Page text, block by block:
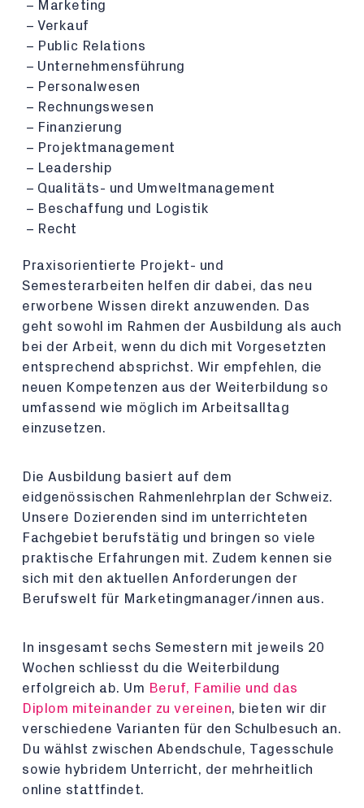
Marketing
Verkauf
Public Relations
Unternehmensführung
Personalwesen
Rechnungswesen
Finanzierung
Projektmanagement
Leadership
Qualitäts- und Umweltmanagement
Beschaffung und Logistik
Recht
Praxisorientierte Projekt- und
Semesterarbeiten helfen dir dabei, das neu
erworbene Wissen direkt anzuwenden. Das
geht sowohl im Rahmen der Ausbildung als auch
bei der Arbeit, wenn du dich mit Vorgesetzten
entsprechend absprichst. Wir empfehlen, die
neuen Kompetenzen aus der Weiterbildung so
umfassend wie möglich im Arbeitsalltag
einzusetzen.
Die Ausbildung basiert auf dem
eidgenössischen Rahmenlehrplan der Schweiz.
Unsere Dozierenden sind im unterrichteten
Fachgebiet berufstätig und bringen so viele
praktische Erfahrungen mit. Zudem kennen sie
sich mit den aktuellen Anforderungen der
Berufswelt für Marketingmanager/innen aus.
In insgesamt sechs Semestern mit jeweils 20
Wochen schliesst du die Weiterbildung
erfolgreich ab. Um Beruf, Familie und das
Diplom miteinander zu vereinen, bieten wir dir
verschiedene Varianten für den Schulbesuch an.
Du wählst zwischen Abendschule, Tagesschule
sowie hybridem Unterricht, der mehrheitlich
online stattfindet.